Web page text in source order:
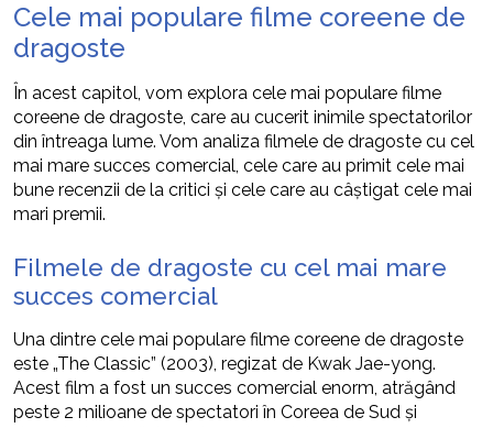
Cele mai populare filme coreene de
dragoste
În acest capitol, vom explora cele mai populare filme
coreene de dragoste, care au cucerit inimile spectatorilor
din întreaga lume. Vom analiza filmele de dragoste cu cel
mai mare succes comercial, cele care au primit cele mai
bune recenzii de la critici și cele care au câștigat cele mai
mari premii.
Filmele de dragoste cu cel mai mare
succes comercial
Una dintre cele mai populare filme coreene de dragoste
este „The Classic” (2003), regizat de Kwak Jae-yong.
Acest film a fost un succes comercial enorm, atrăgând
peste 2 milioane de spectatori în Coreea de Sud și